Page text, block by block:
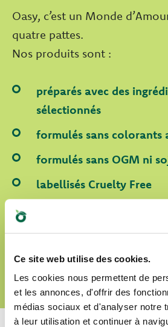
Ce site web utilise des cookies.
Les cookies nous permettent de
et les annonces, d'offrir des
médias sociaux et d'analyser notre
à leur utilisation et continuer à
Oasy, c’est un Monde
quatre pattes.
Nos produits sont :
préparés avec des
sélectionnés
formulés sans colorants
formulés sans OGM ni
labellisés Cruelty Free
DÉCOUVRIR NOTRE MONDE